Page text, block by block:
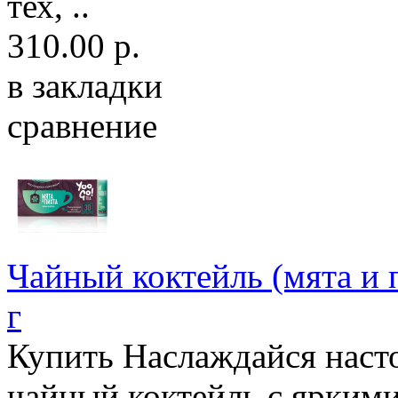
310.00 р.
в закладки
сравнение
Чайный коктейль (мята и
г
Купить Наслаждайся